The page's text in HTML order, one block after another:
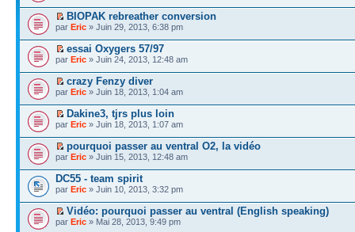
BIOPAK rebreather conversion
par Eric » Juin 29, 2013, 6:38 pm
essai Oxygers 57/97
par Eric » Juin 24, 2013, 12:48 am
crazy Fenzy diver
par Eric » Juin 18, 2013, 1:04 am
Dakine3, tjrs plus loin
par Eric » Juin 18, 2013, 1:07 am
pourquoi passer au ventral O2, la vidéo
par Eric » Juin 15, 2013, 12:48 am
DC55 - team spirit
par Eric » Juin 10, 2013, 3:32 pm
Vidéo: pourquoi passer au ventral (English speaking)
par Eric » Mai 28, 2013, 9:49 pm